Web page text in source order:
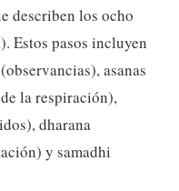
describen los ocho
Estos pasos incluyen
asanas
la respiración),
dharana
y samadhi